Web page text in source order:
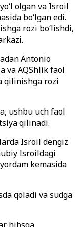
olgan va Isroil
bo‘lgan edi.
rozi bo‘lishdi,
Antonio
va AQShlik faol
qilinishga rozi
ushbu uch faol
qilinadi.
Isroil dengiz
Isroildagi
kemasida
qoladi va sudga